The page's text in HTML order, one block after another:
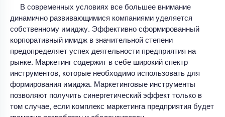
В современных условиях все большее внимание
динамично развивающимися компаниями уделяется
собственному имиджу. Эффективно сформированный
корпоративный имидж в значительной степени
предопределяет успех деятельности предприятия на
рынке. Маркетинг содержит в себе широкий спектр
инструментов, которые необходимо использовать для
формирования имиджа. Маркетинговые инструменты
позволяют получить синергетический эффект только в
том случае, если комплекс маркетинга предприятия будет